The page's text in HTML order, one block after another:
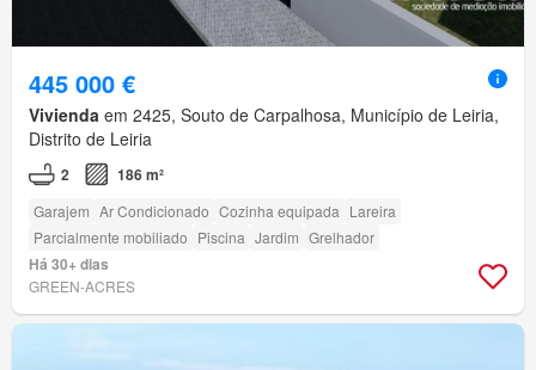
445 000 €
Vivienda em 2425, Souto de Carpalhosa, Município de Leiria,
Distrito de Leiria
2 186 m²
Garajem Ar Condicionado Cozinha equipada Lareira
Parcialmente mobiliado Piscina Jardim Grelhador
Há 30+ dias
GREEN-ACRES